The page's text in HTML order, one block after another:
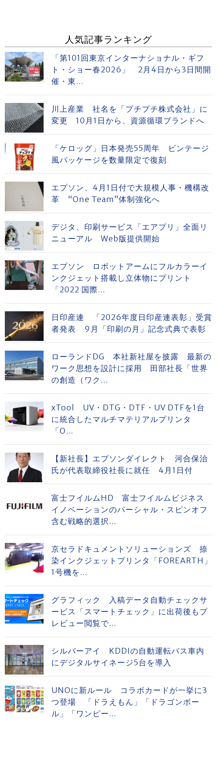
人気記事ランキング
「第101回東京インターナショナル・ギフ
ト・ショー春2026」 2月4日から3日間開
催・東...
川上産業 社名を「プチプチ株式会社」に
変更 10月1日から、資源循環ブランドへ
「ケロッグ」日本発売55周年 ビンテージ
風パッケージを数量限定で復刻
エプソン、4月1日付で大規模人事・機構改
革 “One Team”体制強化へ
デジタ、印刷サービス「エアプリ」全面リ
ニューアル Web版提供開始
エプソン ロボットアームにフルカラーイ
ンクジェット搭載し立体物にプリント
「2022 国際...
日印産連 「2026年度日印産連表彰」受賞
者発表 9月「印刷の月」記念式典で表彰
ローランドDG 本社新社屋を披露 最新の
ワーク思想を設計に採用 田部社長「世界
の創造（ワク...
xTool UV・DTG・DTF・UV DTFを1台
に統合したマルチマテリアルプリンタ
「O...
【新社長】エプソンダイレクト 河合保治
氏が代表取締役社長に就任 4月1日付
富士フイルムHD 富士フイルムビジネス
イノベーションのパーシャル・スピンオフ
含む戦略的選択...
京セラドキュメントソリューションズ 捺
染インクジェットプリンタ「FOREARTH」
1号機を...
グラフィック 入稿データ自動チェックサ
ービス「スマートチェック」に出荷後もプ
レビュー閲覧で...
シルバーアイ KDDIの自動運転バス車内
にデジタルサイネージ5台を導入
UNOに新ルール コラボカードが一挙に3
つ登場 「ドラえもん」「ドラゴンボー
ル」「ワンピー...